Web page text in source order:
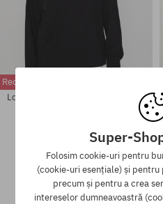
Mărimi existente:
Reducere suplimentară -10%!
Longsleeve Vans Vans Sport Loose
Super-
Folosim cookie-uri pentru
(cookie-uri esențiale) și
precum și pentru a crea
intereselor dumneavoastră